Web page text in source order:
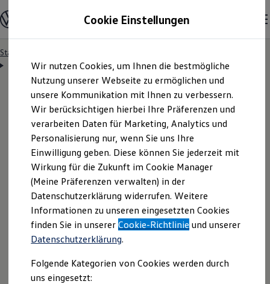
Hauptinhalt
springen
Footer
springen
Modelle & Konfigurator
Nutzfahrzeugkategorien entdecken
Modelle konfigurieren
Vorgängermodelle und Oldtimer
Vorgängermodelle
Oldtimer
Bulli Historie
Branchenlösungen & Gewerbekunden
Umbaulösungen und Hersteller finden
Auf- und Umbauten entdecken & konfigurieren
Groß- und Sonderkunden
Großkunden
Kommunen & Behörden
Journalisten
Sportvereine
Branchenlösungen
Bau & Handwerk
Gewerbliche Personenbeförderung
Service & mobile Werkstätten
Kurier, Logistik & Handel
Kühlfahrzeuge
Feuerwehr
Startseite
Servicetermin anfragen
Servicetermin bequem
online anfragen
Nutzen Sie unser Onlineformular, um schnell und
unkompliziert einen Servicetermin bei Ihrem
Volkswagen NutzfahrzeugePartner anzufragen.
Cookie Einstellungen
Wir nutzen Cookies, um Ihnen die bestmögliche
Nutzung unserer Webseite zu ermöglichen und
unsere Kommunikation mit Ihnen zu verbessern.
Wir berücksichtigen hierbei Ihre Präferenzen und
verarbeiten Daten für Marketing, Analytics und
Personalisierung nur, wenn Sie uns Ihre
Einwilligung geben. Diese können Sie jederzeit mit
Wirkung für die Zukunft im Cookie Manager
(Meine Präferenzen verwalten) in der
Datenschutzerklärung widerrufen. Weitere
Informationen zu unseren eingesetzten Cookies
finden Sie in unsererCookie-Richtlinie und unserer
Datenschutzerklärung.
Folgende Kategorien von Cookies werden durch
uns eingesetzt: